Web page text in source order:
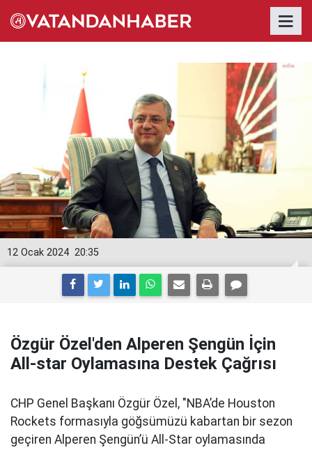
20:35
12 Ocak 2024
Özgür Özel'den Alperen Şengün İçin
All-star Oylamasına Destek Çağrısı
CHP Genel Başkanı Özgür Özel, "NBA’de Houston
Rockets formasıyla göğsümüzü kabartan bir sezon
geçiren Alperen Şengün’ü All-Star oylamasında